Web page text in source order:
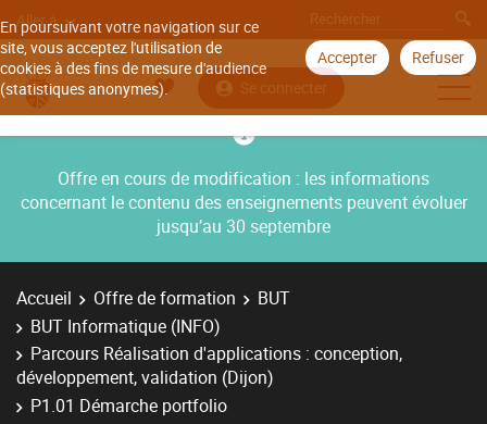
En poursuivant votre navigation sur ce
site, vous acceptez l'utilisation de
cookies à des fins de mesure d'audience
(statistiques anonymes).
Accepter Refuser
Aller à
Se connecter
Offre en cours de modification : les informations
concernant le contenu des enseignements peuvent évoluer
jusqu’au 30 septembre
Accueil Offre de formation
BUT
BUT Informatique (INFO)
Parcours Réalisation d'applications : conception,
développement, validation (Dijon)
P1.01 Démarche portfolio